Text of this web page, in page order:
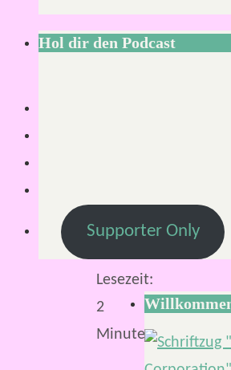
Juli
Lesezeit:
2
Minuten
Hol dir den Podcast
Supporter Only